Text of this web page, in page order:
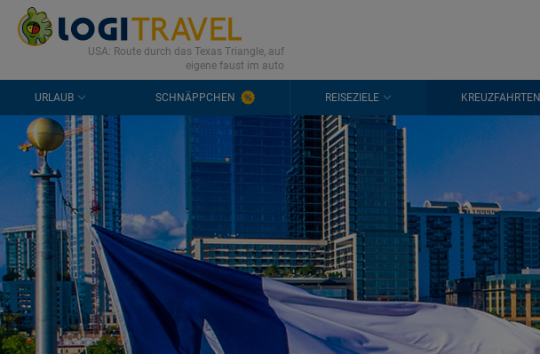
KONTAKT HÄUFIGE FRAGEN 0298 1909 3897
USA: Route durch das Texas Triangle, auf
eigene faust im auto
URLAUB SCHNÄPPCHEN REISEZIELE KREUZFAHRTEN